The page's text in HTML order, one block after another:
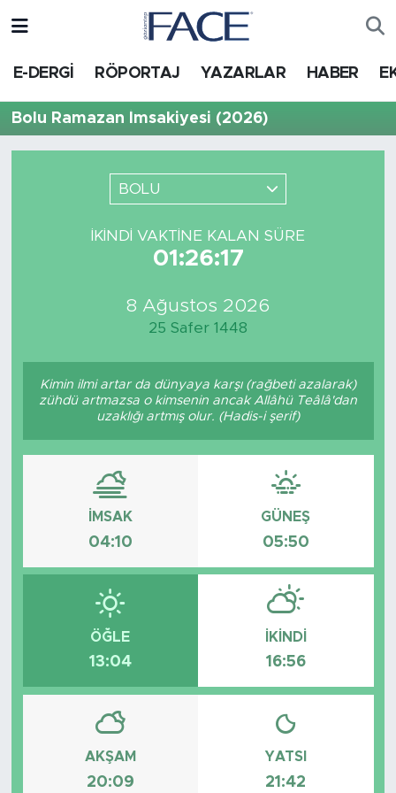
E-DERGİ RÖPORTAJ YAZARLAR HABER
Bolu Ramazan İmsakiyesi (2026)
BOLU
İKINDI VAKTINE KALAN SÜRE
01:26:17
8 Ağustos 2026
25 Safer 1448
Kimin ilmi artar da dünyaya karşı (rağbeti azalarak)
zühdü artmazsa o kimsenin ancak Allâhü Teâlâ'dan
uzaklığı artmış olur. (Hadis-i şerif)
İMSAK
04:10
GÜNEŞ
05:50
ÖĞLE
13:04
İKINDI
16:56
AKŞAM
20:09
YATSI
21:42
HABER
Nöbetçi Eczaneler
Hava Durumu
Süper Lig Puan Durumu ve Fikstür
Tüm Manşetler